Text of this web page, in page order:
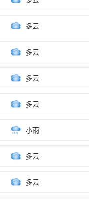
多云
多云
多云
多云
小雨
多云
多云